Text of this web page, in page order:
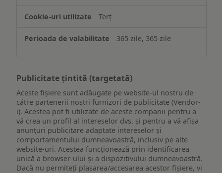
Terț
365 zile, 365 zile
Publicitate țintită (targetată)
Aceste fișiere sunt adăugate pe website-ul nostru de
către partenerii noștri furnizori de publicitate (Vendor-
i). Acestea pot fi utilizate de aceste companii pentru a
vă crea un profil al intereselor dvs. și pentru a vă afișa
anunțuri publicitare adaptate intereselor și
comportamentului dumneavoastră, inclusiv pe alte
website-uri. Acestea funcționează prin identificarea
unică a browser-ului și a dispozitivului dumneavoastră.
Dacă nu permiteți plasarea/accesarea acestor fișiere, vi